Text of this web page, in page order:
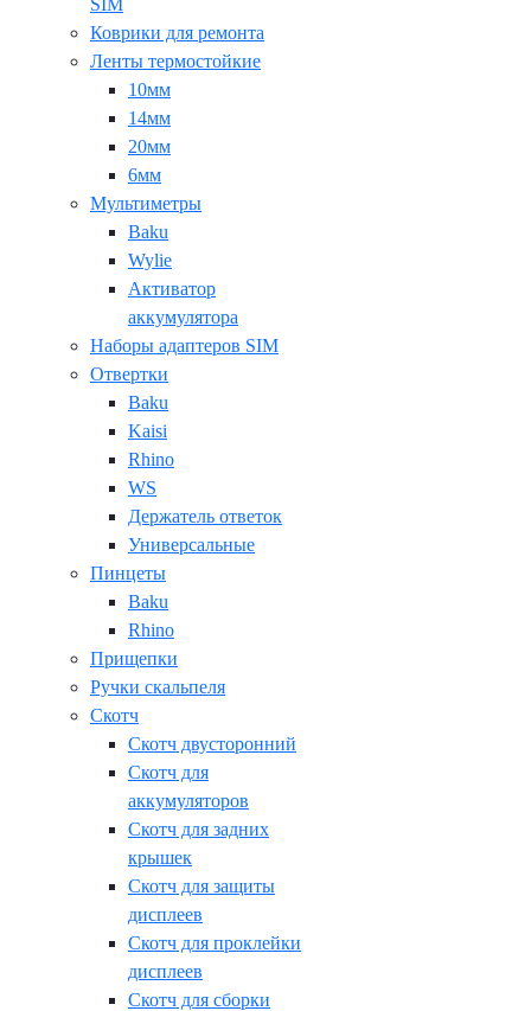
SIM
Коврики для ремонта
Ленты термостойкие
10мм
14мм
20мм
6мм
Мультиметры
Baku
Wylie
Активатор
аккумулятора
Наборы адаптеров SIM
Отвертки
Baku
Kaisi
Rhino
WS
Держатель ответок
Универсальные
Пинцеты
Baku
Rhino
Прищепки
Ручки скальпеля
Скотч
Скотч двусторонний
Скотч для
аккумуляторов
Скотч для задних
крышек
Скотч для защиты
дисплеев
Скотч для проклейки
дисплеев
Скотч для сборки